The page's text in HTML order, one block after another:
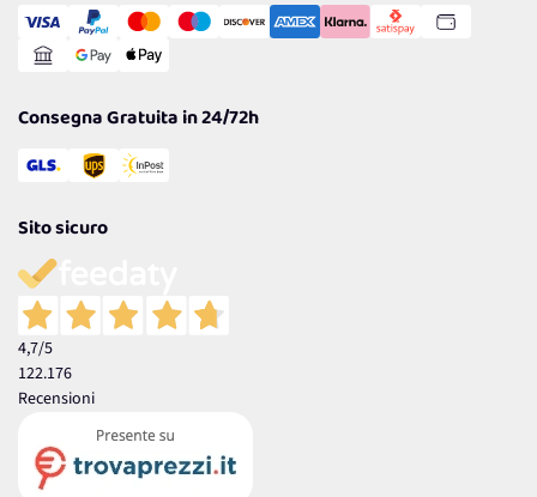
Gestisci Cookie
Reso Facile e Veloce
Consegna Gratuita in 24/72h
Sito sicuro
4,7/5
122.176
Recensioni